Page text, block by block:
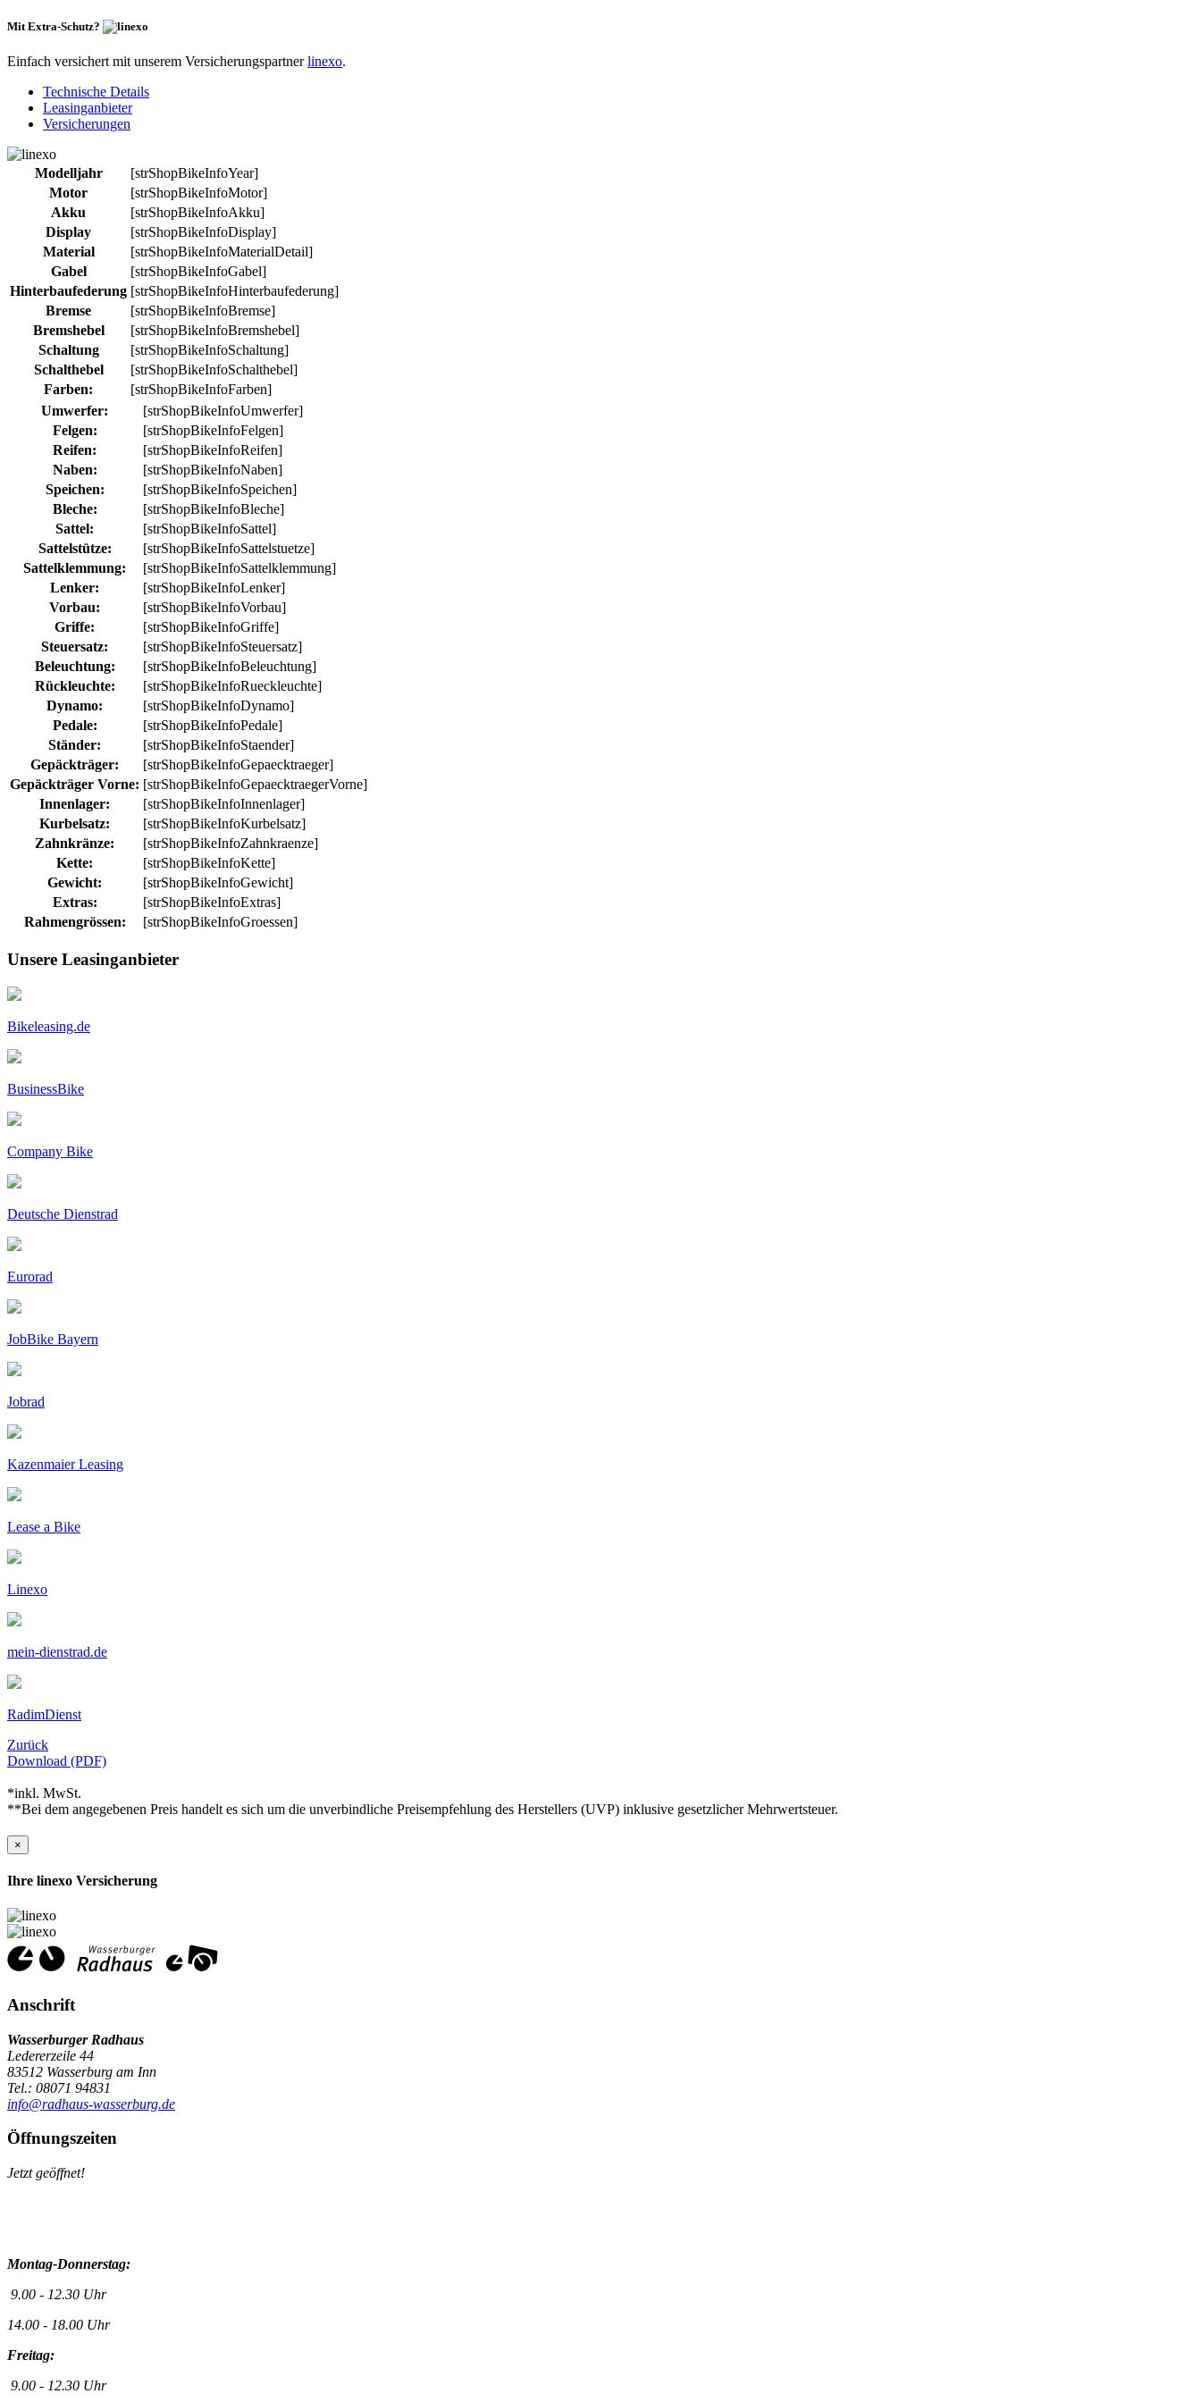
Mit Extra-Schutz?
Einfach versichert mit unserem Versicherungspartnerlinexo.
Technische Details
Leasinganbieter
Versicherungen
Modelljahr
[strShopBikeInfoYear]
Motor
[strShopBikeInfoMotor]
Akku
[strShopBikeInfoAkku]
Display
[strShopBikeInfoDisplay]
Material
[strShopBikeInfoMaterialDetail]
Gabel
[strShopBikeInfoGabel]
Hinterbaufederung [strShopBikeInfoHinterbaufederung]
Bremse
[strShopBikeInfoBremse]
Bremshebel
[strShopBikeInfoBremshebel]
Schaltung
[strShopBikeInfoSchaltung]
Schalthebel
[strShopBikeInfoSchalthebel]
Farben:
[strShopBikeInfoFarben]
Umwerfer:
[strShopBikeInfoUmwerfer]
Felgen:
[strShopBikeInfoFelgen]
Reifen:
[strShopBikeInfoReifen]
Naben:
[strShopBikeInfoNaben]
Speichen:
[strShopBikeInfoSpeichen]
Bleche:
[strShopBikeInfoBleche]
Sattel:
[strShopBikeInfoSattel]
Sattelstütze:
[strShopBikeInfoSattelstuetze]
Sattelklemmung:
[strShopBikeInfoSattelklemmung]
Lenker:
[strShopBikeInfoLenker]
Vorbau:
[strShopBikeInfoVorbau]
Griffe:
[strShopBikeInfoGriffe]
Steuersatz:
[strShopBikeInfoSteuersatz]
Beleuchtung:
[strShopBikeInfoBeleuchtung]
Rückleuchte:
[strShopBikeInfoRueckleuchte]
Dynamo:
[strShopBikeInfoDynamo]
Pedale:
[strShopBikeInfoPedale]
Ständer:
[strShopBikeInfoStaender]
Gepäckträger:
[strShopBikeInfoGepaecktraeger]
Gepäckträger Vorne: [strShopBikeInfoGepaecktraegerVorne]
Innenlager:
[strShopBikeInfoInnenlager]
Kurbelsatz:
[strShopBikeInfoKurbelsatz]
Zahnkränze:
[strShopBikeInfoZahnkraenze]
Kette:
[strShopBikeInfoKette]
Gewicht:
[strShopBikeInfoGewicht]
Extras:
[strShopBikeInfoExtras]
Rahmengrössen:
[strShopBikeInfoGroessen]
Unsere Leasinganbieter
Bikeleasing.de
BusinessBike
Company Bike
Deutsche Dienstrad
Eurorad
JobBike Bayern
Jobrad
Kazenmaier Leasing
Lease a Bike
Linexo
mein-dienstrad.de
RadimDienst
Zurück
Download (PDF)
*inkl. MwSt.
**Bei dem angegebenen Preis handelt es sich um die unverbindliche Preisempfehlung des Herstellers (UVP) inklusive gesetzlicher Mehrwertsteuer.
×
Ihre linexo Versicherung
Anschrift
Wasserburger Radhaus
Ledererzeile 44
83512 Wasserburg am Inn
Tel.: 08071 94831
info@radhaus-wasserburg.de
Öffnungszeiten
Jetzt geöffnet!
Montag-Donnerstag:
9.00 - 12.30 Uhr
14.00 - 18.00 Uhr
Freitag:
9.00 - 12.30 Uhr